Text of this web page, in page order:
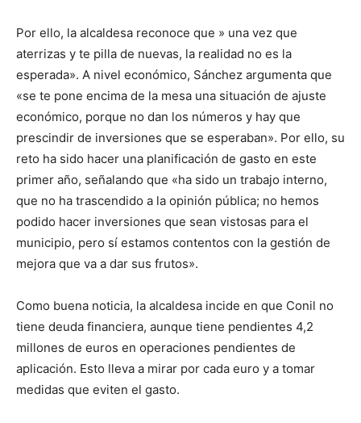
Por ello, la alcaldesa reconoce que » una vez que
aterrizas y te pilla de nuevas, la realidad no es la
esperada». A nivel económico, Sánchez argumenta que
«se te pone encima de la mesa una situación de ajuste
económico, porque no dan los números y hay que
prescindir de inversiones que se esperaban». Por ello, su
reto ha sido hacer una planificación de gasto en este
primer año, señalando que «ha sido un trabajo interno,
que no ha trascendido a la opinión pública; no hemos
podido hacer inversiones que sean vistosas para el
municipio, pero sí estamos contentos con la gestión de
mejora que va a dar sus frutos».
Como buena noticia, la alcaldesa incide en que Conil no
tiene deuda financiera, aunque tiene pendientes 4,2
millones de euros en operaciones pendientes de
aplicación. Esto lleva a mirar por cada euro y a tomar
medidas que eviten el gasto.